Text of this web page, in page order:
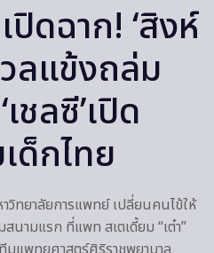
ปิดฉาก! ‘สิงห์
ลแข้งถล่ม
ชลซี’เปิด
ด็กไทย
วิทยาลัยการแพทย์ เปลี่ยนคนไข้ให้
นามแรก ที่แพท สเตเดี้ยม “เต๋า”